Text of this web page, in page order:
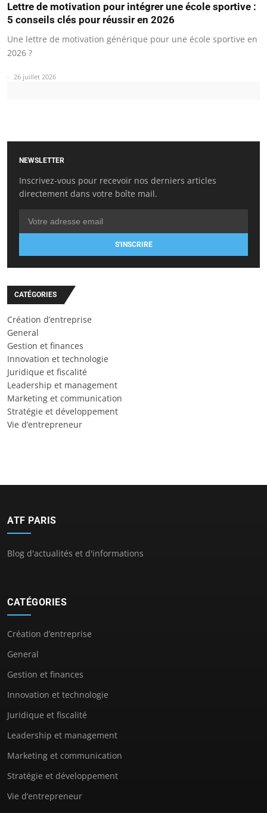
Lettre de motivation pour intégrer une école sportive :
5 conseils clés pour réussir en 2026
Une lettre de motivation générique pour une école sportive en
2026 ?
26 juillet 2026
NEWSLETTER
Inscrivez-vous pour recevoir nos derniers articles
directement dans votre boîte mail.
S'INSCRIRE
CATÉGORIES
Création d’entreprise
General
Gestion et finances
Innovation et technologie
Juridique et fiscalité
Leadership et management
Marketing et communication
Stratégie et développement
Vie d’entrepreneur
ATF PARIS
Blog d'actualités et d'informations
CATÉGORIES
Création d’entreprise
General
Gestion et finances
Innovation et technologie
Juridique et fiscalité
Leadership et management
Marketing et communication
Stratégie et développement
Vie d’entrepreneur